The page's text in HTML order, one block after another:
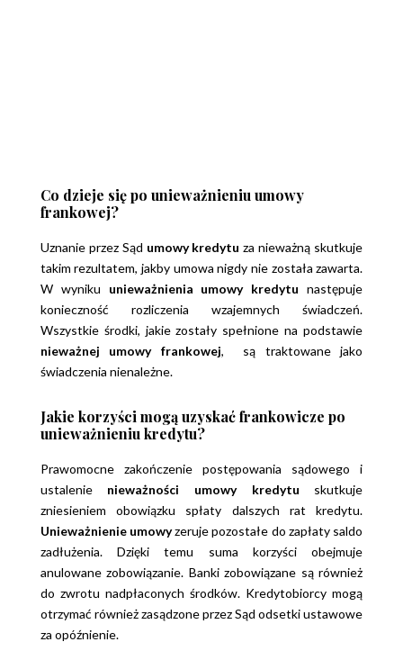
Co dzieje się po unieważnieniu umowy
frankowej?
Uznanie przez Sąd umowy kredytu za nieważną skutkuje
takim rezultatem, jakby umowa nigdy nie została zawarta.
W wyniku unieważnienia umowy kredytu następuje
konieczność rozliczenia wzajemnych świadczeń.
Wszystkie środki, jakie zostały spełnione na podstawie
nieważnej umowy frankowej, są traktowane jako
świadczenia nienależne.
Jakie korzyści mogą uzyskać frankowicze po
unieważnieniu kredytu?
Prawomocne zakończenie postępowania sądowego i
ustalenie nieważności umowy kredytu skutkuje
zniesieniem obowiązku spłaty dalszych rat kredytu.
Unieważnienie umowyzeruje pozostałe do zapłaty saldo
zadłużenia. Dzięki temu suma korzyści obejmuje
anulowane zobowiązanie. Banki zobowiązane są również
do zwrotu nadpłaconych środków. Kredytobiorcy mogą
otrzymać również zasądzone przez Sąd odsetki ustawowe
za opóźnienie.